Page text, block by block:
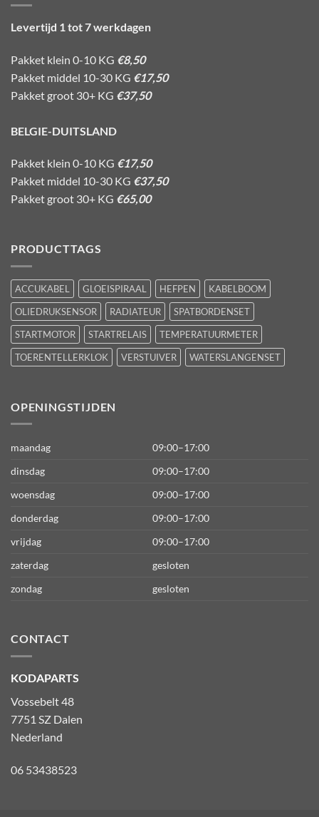
Levertijd 1 tot 7 werkdagen
Pakket klein 0-10 KG €8,50
Pakket middel 10-30 KG €17,50
Pakket groot 30+ KG €37,50
BELGIE-DUITSLAND
Pakket klein 0-10 KG €17,50
Pakket middel 10-30 KG €37,50
Pakket groot 30+ KG €65,00
PRODUCTTAGS
ACCUKABEL GLOEISPIRAAL HEFPEN
KABELBOOM
OLIEDRUKSENSOR
RADIATEUR
SPATBORDENSET
STARTMOTOR
STARTRELAIS
TEMPERATUURMETER
TOERENTELLERKLOK
VERSTUIVER WATERSLANGENSET
OPENINGSTIJDEN
maandag
09:00–17:00
dinsdag
09:00–17:00
woensdag
09:00–17:00
donderdag
09:00–17:00
vrijdag
09:00–17:00
zaterdag
gesloten
zondag
gesloten
CONTACT
KODAPARTS
Vossebelt 48
7751 SZ Dalen
Nederland
06 53438523